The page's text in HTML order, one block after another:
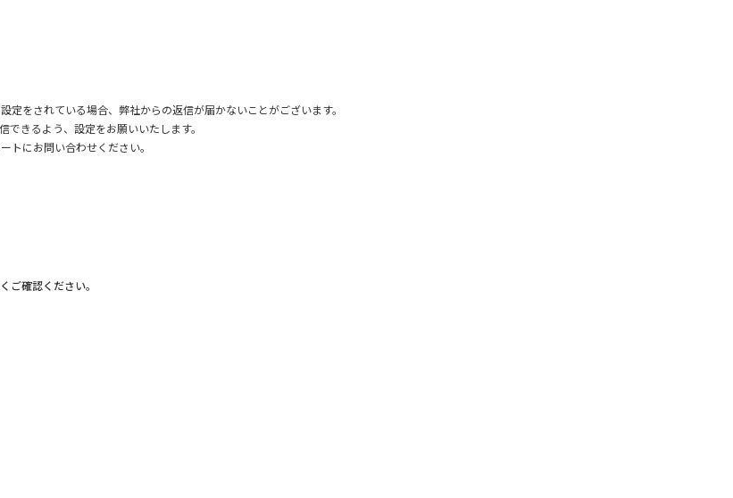
定をされている場合、弊社からの返信が届かないことがございます。
きるよう、設定をお願いいたします。
トにお問い合わせください。
ご確認ください。